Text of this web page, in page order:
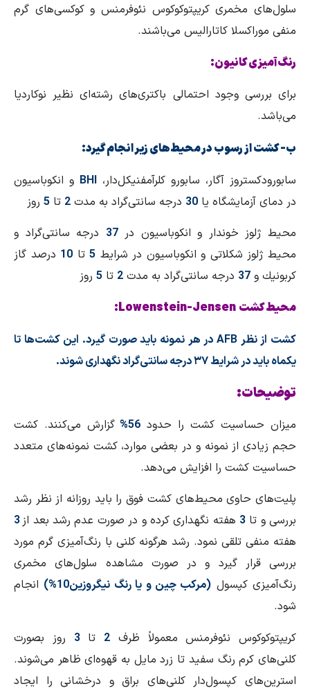
سلول‌های مخمری كریپتوكوكوس نئوفرمنس و كوكسی‌های گرم
منفی موراكسلا كاتارالیس می‌باشند.
رنگ‌آمیزی كانیون:
برای بررسی وجود احتمالی باكتری‌های رشته‌ای نظیر نوكاردیا
می‌باشد.
ب- كشت از رسوب در محیط‌های زیر انجام گیرد:
سابورودكستروز آگار، سابورو كلرآمفنیكل‌دار، BHI و انكوباسیون
در دمای آزمایشگاه یا 30 درجه سانتی‌گراد به مدت 2 تا 5 روز
محیط ژلوز خوندار و انكوباسیون در37 درجه سانتی‌گراد و
محیط ژلوز شكلاتی و انكوباسیون در شرایط 5تا 10 درصد گاز
كربونیك و 37 درجه سانتی‌گراد به مدت 2 تا 5 روز
محیط كشت Lowenstein-Jensen:
كشت از نظر AFB در هر نمونه باید صورت گیرد. این كشت‌ها تا
یكماه باید در شرایط ۳۷ درجه سانتی‌گراد نگهداری شوند.
توضیحات:
میزان حساسیت كشت را حدود 56%
گزارش می‌كنند. كشت
حجم زیادی از نمونه و در بعضی موارد، كشت نمونه‌های متعدد
حساسیت كشت را افزایش می‌دهد.
پلیت‌های حاوی محیط‌های كشت فوق را باید روزانه از نظر رشد
بررسی و تا3 هفته نگهداری كرده و در صورت عدم رشد بعد از
هفته منفی تلقی نمود. رشد هرگونه كلنی با رنگ‌آمیزی گرم مورد
بررسی قرار گیرد و در صورت مشاهده سلول‌های مخمری
رنگ‌آمیزی كپسول (مركب چین و یا رنگ نیگروزین10%)
انجام
شود.
كریپتوكوكوس نئوفرمنس معمولاً ظرف 2 تا3 روز بصورت
كلنی‌های كرم رنگ سفید تا زرد مایل به قهوه‌ای ظاهر می‌شوند.
استرین‌های كپسول‌دار كلنی‌های براق و درخشانی را ایجاد